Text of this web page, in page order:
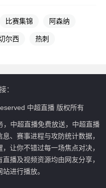
比赛集锦 阿森纳
尔西 热刺
：
中超直播 版权所有
，中超直播免费放送，中超直播
、赛事进程与攻防统计数据，
让你不错过每一场焦点对决，
播及视频资源均由网友分享，
进行播放。